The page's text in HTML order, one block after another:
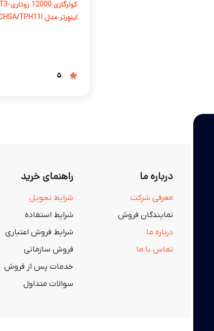
اینوِرتر مدل TAC-12CHSA/TPH11I
5
درباره ما
معرفی شرکت
نمایندگان فروش
درباره ما
تماس با ما
راهنمای خرید
شرایط تحویل
شرایط استفاده
شرایط فروش اعتباری
فروش سازمانی
خدمات پس از فروش
سوالات متداول